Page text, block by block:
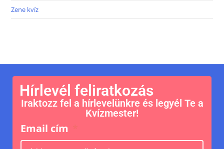
Zene kvíz
Hírlevél feliratkozás
Iraktozz fel a hírlevelünkre és legyél Te a
Kvízmester!
Email cím